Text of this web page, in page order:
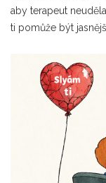
aby terapeut
ti pomůže být